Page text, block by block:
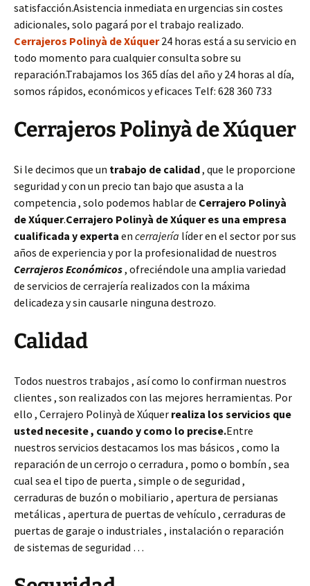
satisfacción.Asistencia inmediata en urgencias sin costes
adicionales, solo pagará por el trabajo realizado.
Cerrajeros Polinyà de Xúquer 24 horas está a su servicio en
todo momento para cualquier consulta sobre su
reparación.Trabajamos los 365 días del año y 24 horas al día,
somos rápidos, económicos y eficaces Telf: 628 360 733
Cerrajeros Polinyà de Xúquer
Si le decimos que un trabajo de calidad, que le proporcione
seguridad y con un precio tan bajo que asusta a la
competencia , solo podemos hablar de Cerrajero Polinyà
de Xúquer.Cerrajero Polinyà de Xúquer es una empresa
cualificada y experta en cerrajería líder en el sector por sus
años de experiencia y por la profesionalidad de nuestros
Cerrajeros Económicos, ofreciéndole una amplia variedad
de servicios de cerrajería realizados con la máxima
delicadeza y sin causarle ninguna destrozo.
Calidad
Todos nuestros trabajos , así como lo confirman nuestros
clientes , son realizados con las mejores herramientas. Por
ello , Cerrajero Polinyà de Xúquer realiza los servicios que
usted necesite , cuando y como lo precise.Entre
nuestros servicios destacamos los mas básicos , como la
reparación de un cerrojo o cerradura , pomo o bombín , sea
cual sea el tipo de puerta , simple o de seguridad ,
cerraduras de buzón o mobiliario , apertura de persianas
metálicas , apertura de puertas de vehículo , cerraduras de
puertas de garaje o industriales , instalación o reparación
de sistemas de seguridad …